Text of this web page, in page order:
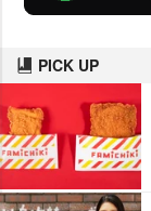
PICK UP